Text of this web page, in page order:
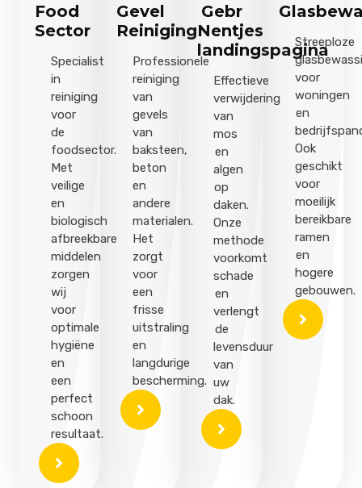
Food
Sector
Specialist
in
reiniging
voor
de
foodsector.
Met
veilige
en
biologisch
afbreekbare
middelen
zorgen
wij
voor
optimale
hygiëne
en
een
perfect
schoon
resultaat.
Gevel
Reiniging
Professionele
reiniging
van
gevels
van
baksteen,
beton
en
andere
materialen.
Het
zorgt
voor
een
frisse
uitstraling
en
langdurige
bescherming.
Gebr
Nentjes
landingspagina
Effectieve
verwijdering
van
mos
en
algen
op
daken.
Onze
methode
voorkomt
schade
en
verlengt
de
levensduur
van
uw
dak.
Streeploze
voor
woningen
en
Ook
geschikt
voor
moeilijk
bereikbare
ramen
en
hogere
gebouwen.